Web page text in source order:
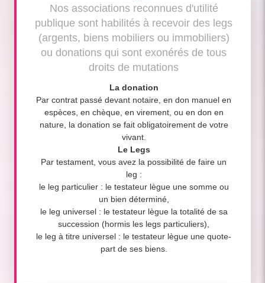
Nos associations reconnues d'utilité
publique sont habilités à recevoir des legs
(argents, biens mobiliers ou immobiliers)
ou donations qui sont exonérés de tous
droits de mutations
La donation
Par contrat passé devant notaire, en don manuel en
espèces, en chèque, en virement, ou en don en
nature, la donation se fait obligatoirement de votre
vivant.
Le Legs
Par testament, vous avez la possibilité de faire un
leg :
le leg particulier : le testateur lègue une somme ou
un bien déterminé,
le leg universel : le testateur lègue la totalité de sa
succession (hormis les legs particuliers),
le leg à titre universel : le testateur lègue une quote-
part de ses biens.